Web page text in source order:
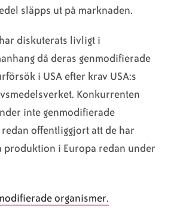
släpps ut på marknaden.
diskuterats livligt i
då deras genmodifierade
i USA efter krav USA:s
Konkurrenten
inte genmodifierade
offentliggjort att de har
produktion i Europa redan under
organismer.